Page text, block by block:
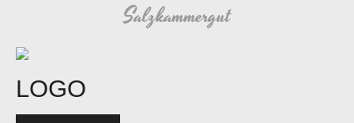
Salzkammergut
LOGO